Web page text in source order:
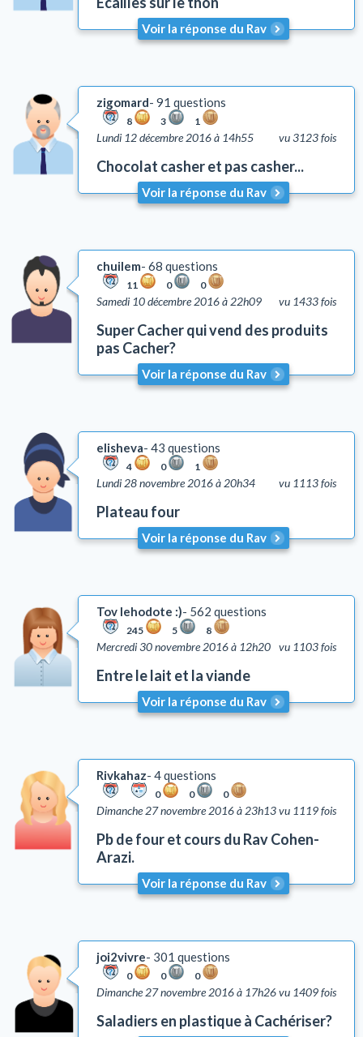
Voir la réponse du Rav
zigomard 91 questions
8 3 1
vu 3123 fois
Lundi 12 décembre 2016 à 14h55
Chocolat casher et pas casher...
Voir la réponse du Rav
chuilem 68 questions
11 0 0
vu 1433 fois
Samedi 10 décembre 2016 à 22h09
Super Cacher qui vend des produits
pas Cacher?
Voir la réponse du Rav
elisheva 43 questions
4 0 1
vu 1113 fois
Lundi 28 novembre 2016 à 20h34
Plateau four
Voir la réponse du Rav
Tov lehodote :) 562 questions
245 5 8
vu 1103 fois
Mercredi 30 novembre 2016 à 12h20
Entre le lait et la viande
Voir la réponse du Rav
Rivkahaz 4 questions
0 0 0
vu 1119 fois
Dimanche 27 novembre 2016 à 23h13
Pb de four et cours du Rav Cohen-
Arazi.
Voir la réponse du Rav
joi2vivre 301 questions
0 0 0
vu 1409 fois
Dimanche 27 novembre 2016 à 17h26
Saladiers en plastique à Cachériser?